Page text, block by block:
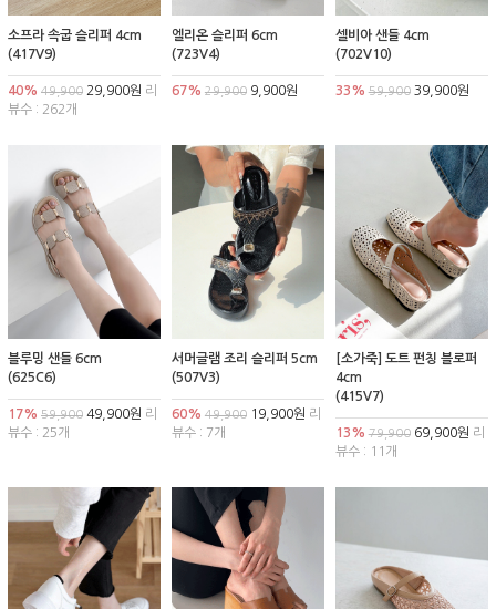
소프라 속굽 슬리퍼 4cm
(417V9)
40% 49,900 29,900원 리
뷰수 : 262개
엘리온 슬리퍼 6cm
(723V4)
67% 29,9009,900원
셀비아 샌들 4cm
(702V10)
33% 59,90039,900원
블루밍 샌들 6cm
(625C6)
17% 59,900 49,900원 리
뷰수 : 25개
서머글램 조리 슬리퍼 5cm
(507V3)
60% 49,90019,900원 리
뷰수 : 7개
[소가죽] 도트 펀칭 블로퍼
4cm
(415V7)
13% 79,90069,900원 리
뷰수 : 11개